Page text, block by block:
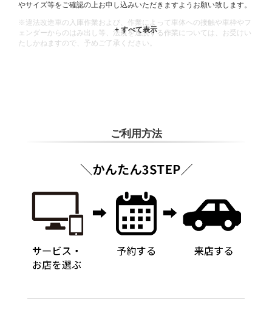
やサイズ等をご確認の上お申し込みいただきますようお願い致します。
※違法改造車の入庫作業および、作業によって車体への接触や車枠やフ
ェンダーからのはみ出し等、法規を逸脱する作業については、お受けい
たしかねますので、予めご了承ください。
ご利用方法